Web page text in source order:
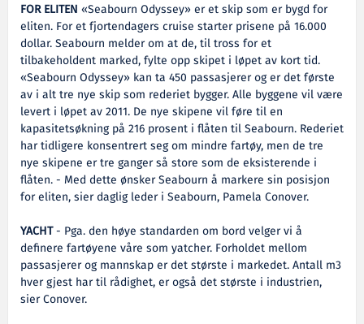
FOR ELITEN «Seabourn Odyssey» er et skip som er bygd for
eliten. For et fjortendagers cruise starter prisene på 16.000
dollar. Seabourn melder om at de, til tross for et
tilbakeholdent marked, fylte opp skipet i løpet av kort tid.
«Seabourn Odyssey» kan ta 450 passasjerer og er det første
av i alt tre nye skip som rederiet bygger. Alle byggene vil være
levert i løpet av 2011. De nye skipene vil føre til en
kapasitetsøkning på 216 prosent i flåten til Seabourn. Rederiet
har tidligere konsentrert seg om mindre fartøy, men de tre
nye skipene er tre ganger så store som de eksisterende i
flåten. - Med dette ønsker Seabourn å markere sin posisjon
for eliten, sier daglig leder i Seabourn, Pamela Conover.
YACHT- Pga. den høye standarden om bord velger vi å
definere fartøyene våre som yatcher. Forholdet mellom
passasjerer og mannskap er det største i markedet. Antall m3
hver gjest har til rådighet, er også det største i industrien,
sier Conover.